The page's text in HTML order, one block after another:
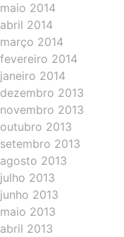
maio 2014
abril 2014
março 2014
fevereiro 2014
janeiro 2014
dezembro 2013
novembro 2013
outubro 2013
setembro 2013
agosto 2013
julho 2013
junho 2013
maio 2013
abril 2013